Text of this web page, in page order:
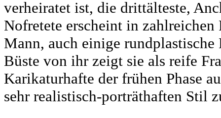
verheiratet ist, die drittälteste,
Nofretete erscheint in
Mann, auch einige
Büste von ihr zeigt sie als reife
Karikaturhafte der frühen Phase
sehr realistisch-porträthaften Stil